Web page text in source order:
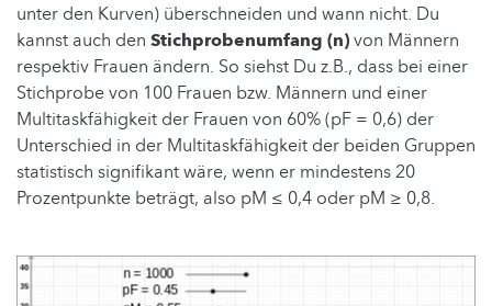
unter den Kurven) überschneiden und wann nicht. Du
kannst auch den Stichprobenumfang (n)von Männern
respektiv Frauen ändern. So siehst Du z.B., dass bei einer
Stichprobe von 100 Frauen bzw. Männern und einer
Multitaskfähigkeit der Frauen von 60% (pF = 0,6) der
Unterschied in der Multitaskfähigkeit der beiden Gruppen
statistisch signifikant wäre, wenn er mindestens 20
Prozentpunkte beträgt, also pM ≤ 0,4 oder pM ≥ 0,8.